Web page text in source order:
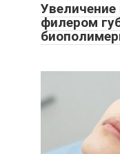
филером